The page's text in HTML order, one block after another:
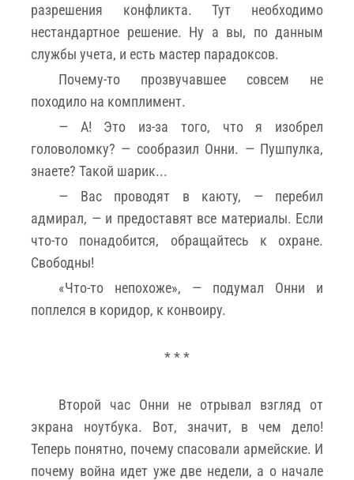
разрешения конфликта. Тут необходимо
нестандартное решение. Ну а вы, по данным
службы учета, и есть мастер парадоксов.
Почему-то прозвучавшее совсем не
походило на комплимент.
— А! Это из-за того, что я изобрел
головоломку? — сообразил Онни. — Пушпулка,
знаете? Такой шарик...
— Вас проводят в каюту, — перебил
адмирал, — и предоставят все материалы. Если
что-то понадобится, обращайтесь к охране.
Свободны!
«Что-то непохоже», — подумал Онни и
поплелся в коридор, к конвоиру.
* * *
Второй час Онни не отрывал взгляд от
экрана ноутбука. Вот, значит, в чем дело!
Теперь понятно, почему спасовали армейские. И
почему война идет уже две недели, а о начале